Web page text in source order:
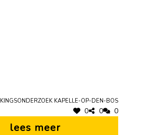
Kapelle-op-den-Bos
0 0 0
lees meer